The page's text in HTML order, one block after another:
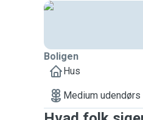
Boligen
Hus
Medium udendørs